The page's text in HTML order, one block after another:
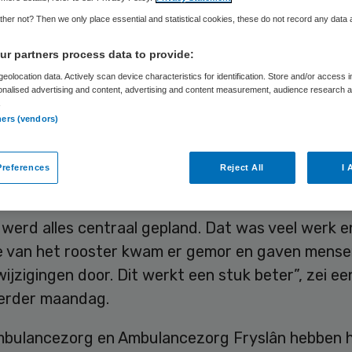
Skipr Redactie 14 december 2015
in Drenthe en in delen van
Managers grijpen pas in als er diensten dubbel
ingevuld.
alles centraal gepland. Dat was veel werk
van het rooster kwam er gemor en gaven
door. Dit werkt een stuk beter”, zei
maandag.
en Ambulancezorg Fryslân hebben
not? Then we only place essential and statistical cookies, these do not record any data
partners process data to provide:
data. Actively scan device characteristics for identification. Store and/or access
advertising and content, advertising and content measurement, audience research
(vendors)
Reject All I